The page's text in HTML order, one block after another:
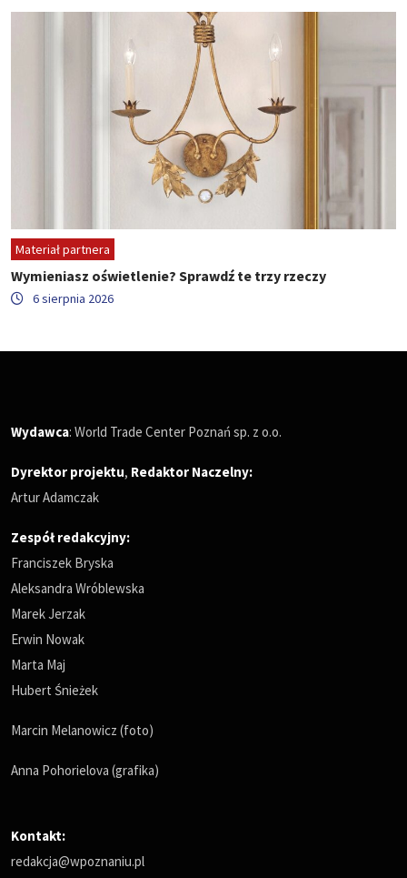
Materiał partnera
Wymieniasz oświetlenie? Sprawdź te trzy rzeczy
6 sierpnia 2026
Wydawca: World Trade Center Poznań sp. z o.o.
Dyrektor projektu, Redaktor Naczelny:
Artur Adamczak
Zespół redakcyjny:
Franciszek Bryska
Aleksandra Wróblewska
Marek Jerzak
Erwin Nowak
Marta Maj
Hubert Śnieżek
Marcin Melanowicz (foto)
Anna Pohorielova (grafika)
Kontakt:
redakcja@wpoznaniu.pl